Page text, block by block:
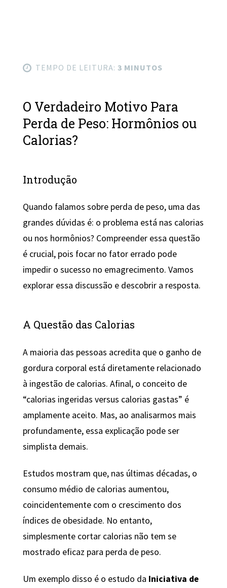
TEMPO DE LEITURA: 3 MINUTOS
O Verdadeiro Motivo Para
Perda de Peso: Hormônios ou
Calorias?
Introdução
Quando falamos sobre perda de peso, uma das
grandes dúvidas é: o problema está nas calorias
ou nos hormônios? Compreender essa questão
é crucial, pois focar no fator errado pode
impedir o sucesso no emagrecimento. Vamos
explorar essa discussão e descobrir a resposta.
A Questão das Calorias
A maioria das pessoas acredita que o ganho de
gordura corporal está diretamente relacionado
à ingestão de calorias. Afinal, o conceito de
“calorias ingeridas versus calorias gastas” é
amplamente aceito. Mas, ao analisarmos mais
profundamente, essa explicação pode ser
simplista demais.
Estudos mostram que, nas últimas décadas, o
consumo médio de calorias aumentou,
coincidentemente com o crescimento dos
índices de obesidade. No entanto,
simplesmente cortar calorias não tem se
mostrado eficaz para perda de peso.
Um exemplo disso é o estudo da Iniciativa de